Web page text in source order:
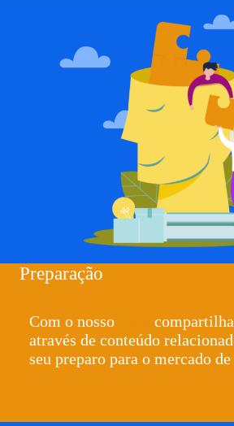
Preparação
Com o nosso
através de conteúdo
seu preparo para o mercado